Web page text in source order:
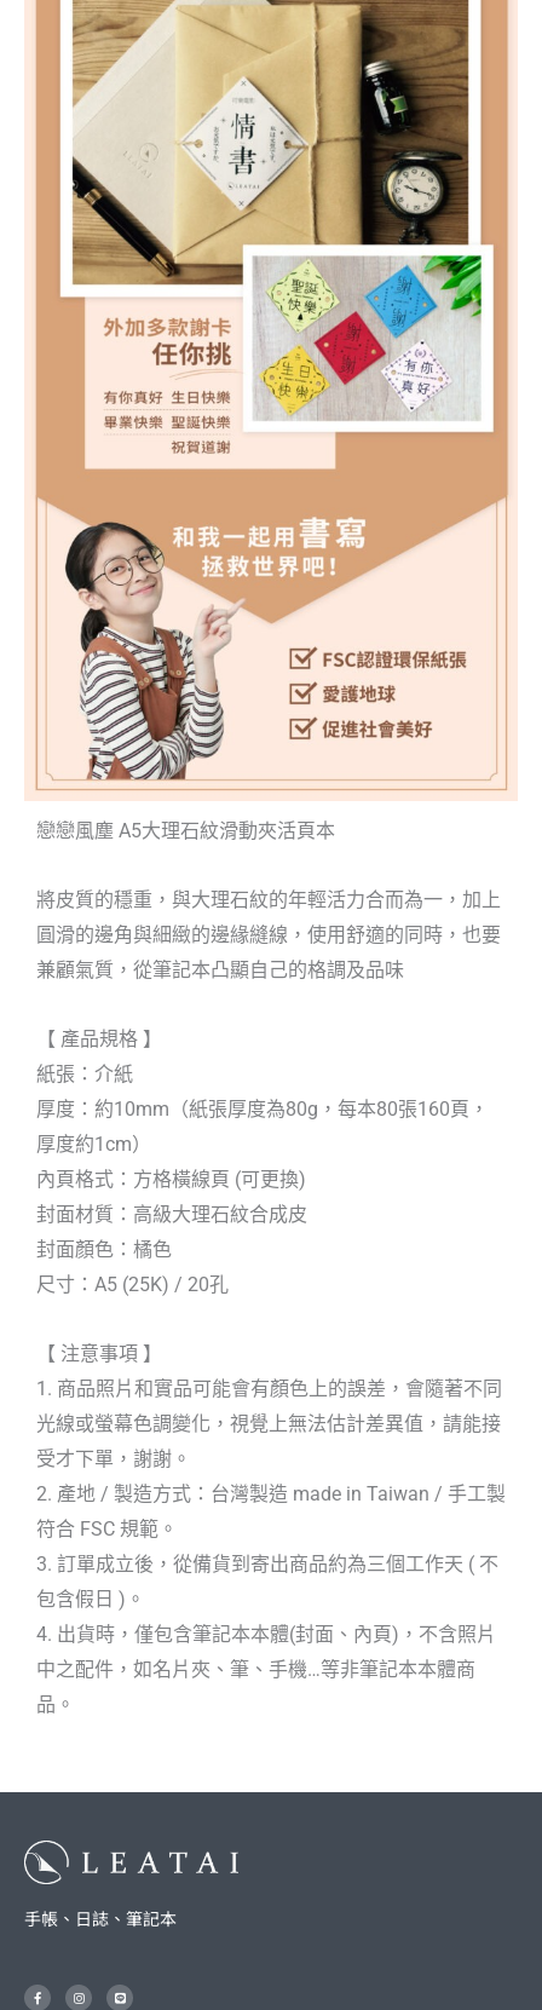
戀戀風塵 A5大理石紋滑動夾活頁本
將皮質的穩重，與大理石紋的年輕活力合而為一，加上
圓滑的邊角與細緻的邊緣縫線，使用舒適的同時，也要
兼顧氣質，從筆記本凸顯自己的格調及品味
【 產品規格 】
紙張：介紙
厚度：約10mm（紙張厚度為80g，每本80張160頁，
厚度約1cm）
內頁格式：方格橫線頁 (可更換)
封面材質：高級大理石紋合成皮
封面顏色：橘色
尺寸：A5 (25K) / 20孔
【 注意事項 】
1. 商品照片和實品可能會有顏色上的誤差，會隨著不同
光線或螢幕色調變化，視覺上無法估計差異值，請能接
受才下單，謝謝。
2. 產地 / 製造方式：台灣製造 made in Taiwan / 手工製
符合 FSC 規範。
3. 訂單成立後，從備貨到寄出商品約為三個工作天 ( 不
包含假日 )。
4. 出貨時，僅包含筆記本本體(封面、內頁)，不含照片
中之配件，如名片夾、筆、手機…等非筆記本本體商
品。
手帳、日誌、筆記本
F
a
I
n
L
i